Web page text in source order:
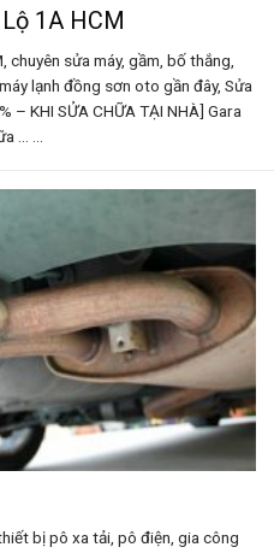
1A HCM
chuyên sửa máy, gầm, bố thắng,
lạnh đồng sơn oto gần đây, Sửa
– KHI SỬA CHỮA TẠI NHÀ] Gara
... ...
bị pô xa tải, pô điện, gia công